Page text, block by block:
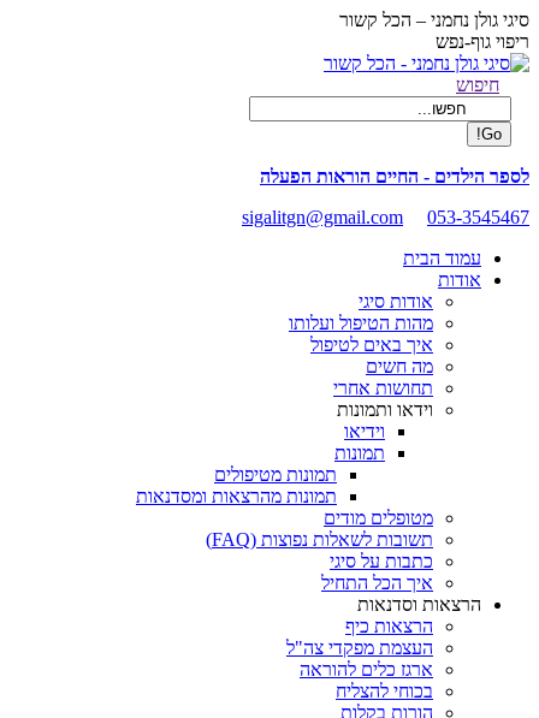
Skip
to
content
סיגי גולן נחמני – הכל קשור
ריפוי גוף-נפש
Facebook
opens
new
window
Search:
חיפוש
לספר הילדים - החיים הוראות הפעלה
sigalitgn@gmail.com
053-3545467
עמוד הבית
אודות
אודות סיגי
מהות הטיפול ועלותו
איך באים לטיפול
מה חשים
תחושות אחרי
וידאו ותמונות
וידיאו
תמונות
תמונות מטיפולים
תמונות מהרצאות ומסדנאות
מטופלים מודים
תשובות לשאלות נפוצות (FAQ)
כתבות על סיגי
איך הכל התחיל
הרצאות וסדנאות
הרצאות כיף
העצמת מפקדי צה"ל
ארגז כלים להוראה
בכוחי להצליח
הורות בקלות